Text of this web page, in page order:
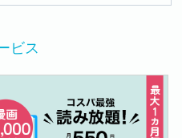
ビス